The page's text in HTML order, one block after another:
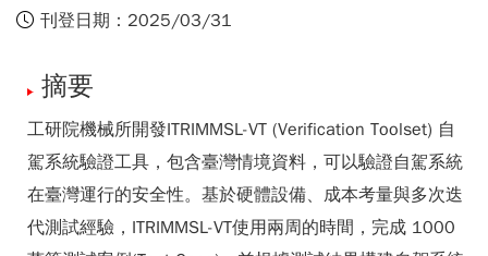
刊登日期：2025/03/31
摘要
工研院機械所開發ITRIMMSL-VT (Verification Toolset) 自
駕系統驗證工具，包含臺灣情境資料，可以驗證自駕系統
在臺灣運行的安全性。基於硬體設備、成本考量與多次迭
代測試經驗，ITRIMMSL-VT使用兩周的時間，完成 1000